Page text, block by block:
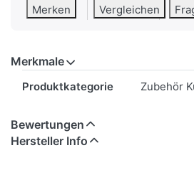
Merken Vergleichen
Merkmale
Produktkategorie Zubehör
Bewertungen
Hersteller Info